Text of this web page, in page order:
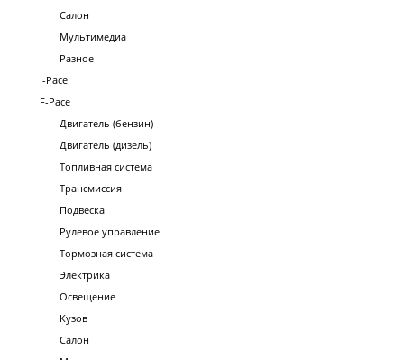
Салон
Мультимедиа
Разное
I-Pace
F-Pace
Двигатель (бензин)
Двигатель (дизель)
Топливная система
Трансмиссия
Подвеска
Рулевое управление
Тормозная система
Электрика
Освещение
Кузов
Салон